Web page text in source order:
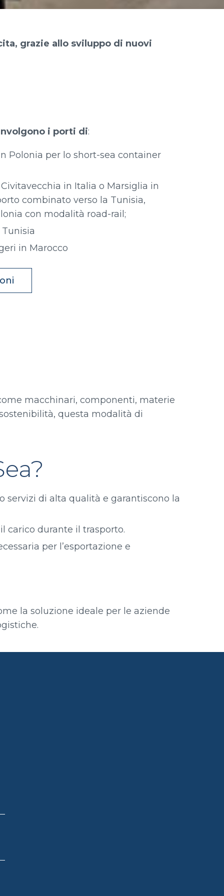
grazie allo sviluppo di nuovi
i porti di:
Polonia per lo short-sea container
in Italia o Marsiglia in
combinato verso la Tunisia,
con modalità road-rail;
in Marocco
macchinari, componenti, materie
questa modalità di
servizi di alta qualità e garantiscono la
carico durante il trasporto.
per l’esportazione e
la soluzione ideale per le aziende